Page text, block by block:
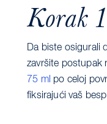
Korak
Da biste osigurali
završite postupak
75 ml po celoj
fiksirajući vaš